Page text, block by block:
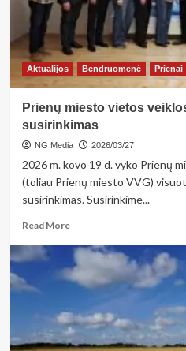
Aktualijos Bendruomenė Prienai
Prienų miesto vietos
susirinkimas
NG Media 2026/03/27
2026 m. kovo 19 d. vyko Prienų
(toliau Prienų miesto VVG)
susirinkimas. Susirinkime...
Read MoreRead
about
Prienų
miesto
veiklos
grupės
visuotinis